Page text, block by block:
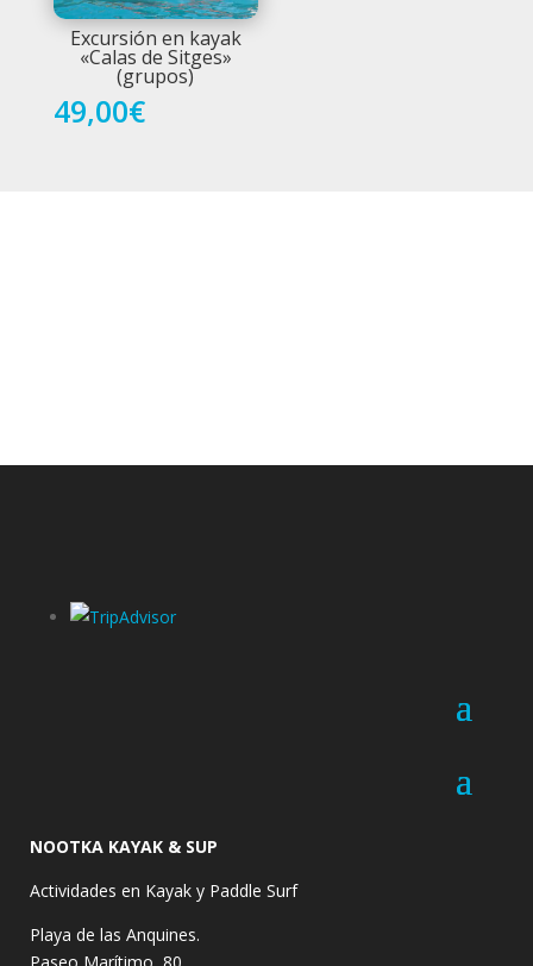
Excursión en kayak
«Calas de Sitges»
(grupos)
49,00€
NOOTKA KAYAK & SUP
Actividades en Kayak y Paddle Surf
Playa de las Anquines.